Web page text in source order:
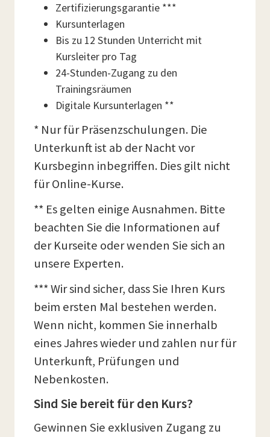
Zertifizierungsgarantie ***
Kursunterlagen
Bis zu 12 Stunden Unterricht mit
Kursleiter pro Tag
24-Stunden-Zugang zu den
Trainingsräumen
Digitale Kursunterlagen **
* Nur für Präsenzschulungen. Die
Unterkunft ist ab der Nacht vor
Kursbeginn inbegriffen. Dies gilt nicht
für Online-Kurse.
** Es gelten einige Ausnahmen. Bitte
beachten Sie die Informationen auf
der Kurseite oder wenden Sie sich an
unsere Experten.
*** Wir sind sicher, dass Sie Ihren Kurs
beim ersten Mal bestehen werden.
Wenn nicht, kommen Sie innerhalb
eines Jahres wieder und zahlen nur für
Unterkunft, Prüfungen und
Nebenkosten.
Sind Sie bereit für den Kurs?
Gewinnen Sie exklusiven Zugang zu